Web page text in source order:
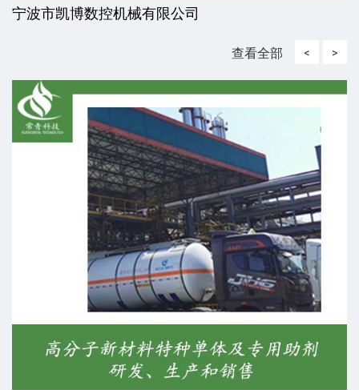
宁波市凯博数控机械有限公司
查看全部 < >